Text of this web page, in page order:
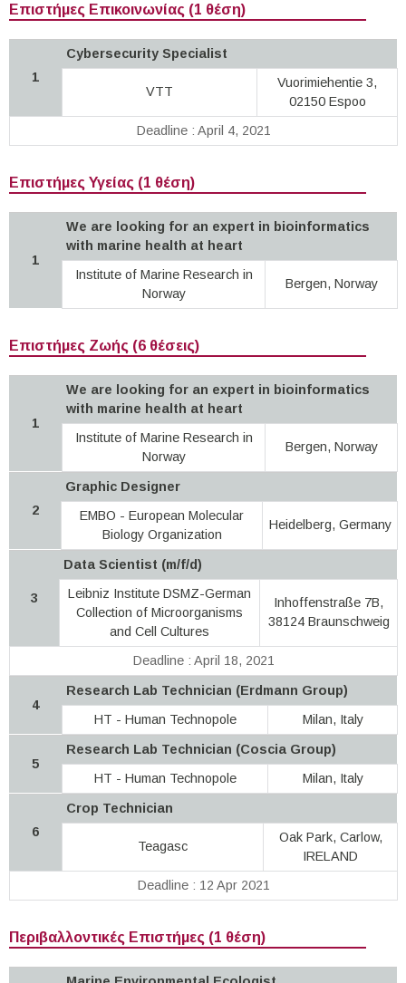
Επιστήμες Επικοινωνίας (1 θέση)
1
Cybersecurity Specialist
VTT
Vuorimiehentie 3,
02150 Espoo
Deadline : April 4, 2021
Επιστήμες Υγείας (1 θέση)
1
We are looking for an expert in bioinformatics
with marine health at heart
Institute of Marine Research in
Norway
Bergen, Norway
Επιστήμες Ζωής (6 θέσεις)
1
We are looking for an expert in bioinformatics
with marine health at heart
Institute of Marine Research in
Norway
Bergen, Norway
2
Graphic Designer
EMBO - European Molecular
Biology Organization
Heidelberg, Germany
3
Data Scientist (m/f/d)
Leibniz Institute DSMZ-German
Collection of Microorganisms
and Cell Cultures
Inhoffenstraße 7B,
38124 Braunschweig
Deadline : April 18, 2021
4
Research Lab Technician (Erdmann Group)
HT - Human Technopole
Milan, Italy
5
Research Lab Technician (Coscia Group)
HT - Human Technopole
Milan, Italy
6
Crop Technician
Teagasc
Oak Park, Carlow,
IRELAND
Deadline : 12 Apr 2021
Περιβαλλοντικές Επιστήμες (1 θέση)